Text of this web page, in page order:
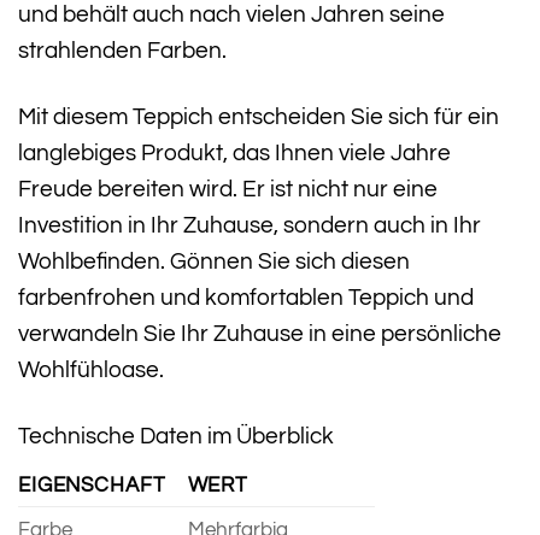
und behält auch nach vielen Jahren seine
strahlenden Farben.
Mit diesem Teppich entscheiden Sie sich für ein
langlebiges Produkt, das Ihnen viele Jahre
Freude bereiten wird. Er ist nicht nur eine
Investition in Ihr Zuhause, sondern auch in Ihr
Wohlbefinden. Gönnen Sie sich diesen
farbenfrohen und komfortablen Teppich und
verwandeln Sie Ihr Zuhause in eine persönliche
Wohlfühloase.
Technische Daten im Überblick
EIGENSCHAFT WERT
Farbe Mehrfarbig